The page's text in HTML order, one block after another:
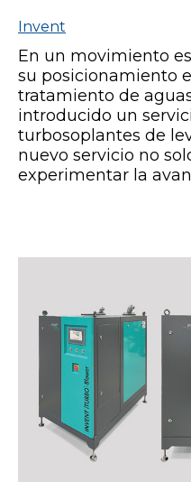
Invent
En un movimiento
su posicionamiento
tratamiento de
introducido un
turbosoplantes de
nuevo servicio no
experimentar la